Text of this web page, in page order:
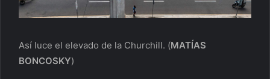
Así luce el elevado de la Churchill. (MATÍAS
BONCOSKY)